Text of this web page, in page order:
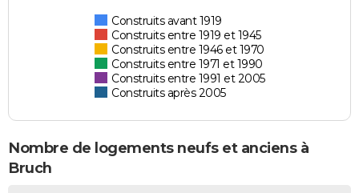
Construits avant 1919
Construits entre 1919 et 1945
Construits entre 1946 et 1970
Construits entre 1971 et 1990
Construits entre 1991 et 2005
Construits après 2005
Nombre de logements neufs et anciens à
Bruch